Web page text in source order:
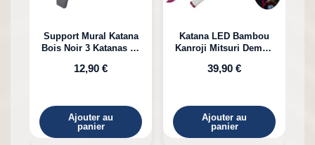
Support Mural Katana
Bois Noir 3 Katanas en
12,90 €
Ajouter au
panier
Katana LED Bambou
Kanroji Mitsuri Demon
39,90 €
Ajouter au
panier